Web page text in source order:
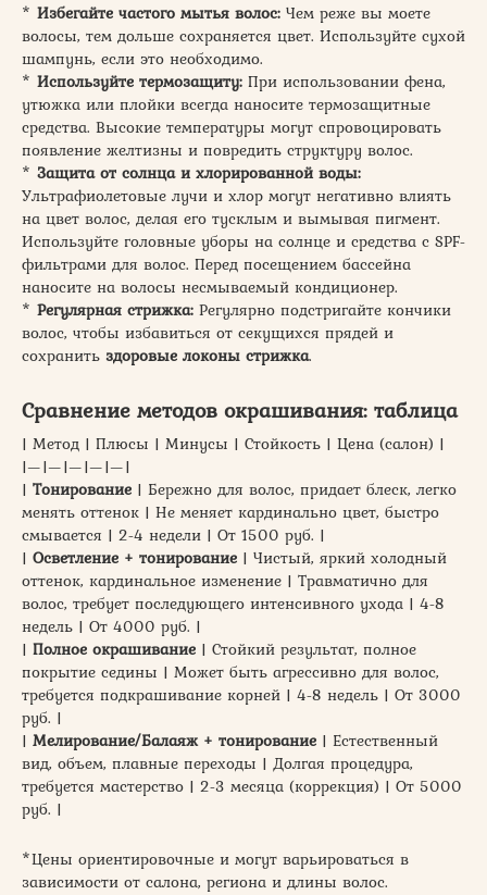
* Избегайте частого мытья волос: Чем реже вы моете
волосы, тем дольше сохраняется цвет. Используйте сухой
шампунь, если это необходимо.
* Используйте термозащиту: При использовании фена,
утюжка или плойки всегда наносите термозащитные
средства. Высокие температуры могут спровоцировать
появление желтизны и повредить структуру волос.
* Защита от солнца и хлорированной воды:
Ультрафиолетовые лучи и хлор могут негативно влиять
на цвет волос, делая его тусклым и вымывая пигмент.
Используйте головные уборы на солнце и средства с SPF-
фильтрами для волос. Перед посещением бассейна
наносите на волосы несмываемый кондиционер.
* Регулярная стрижка: Регулярно подстригайте кончики
волос, чтобы избавиться от секущихся прядей и
сохранить здоровые локоны стрижка.
Сравнение методов окрашивания: таблица
| Метод | Плюсы | Минусы | Стойкость | Цена (салон) |
|—|—|—|—|—|
| Тонирование | Бережно для волос, придает блеск, легко
менять оттенок | Не меняет кардинально цвет, быстро
смывается | 2-4 недели | От 1500 руб. |
| Осветление + тонирование | Чистый, яркий холодный
оттенок, кардинальное изменение | Травматично для
волос, требует последующего интенсивного ухода | 4-8
недель | От 4000 руб. |
| Полное окрашивание | Стойкий результат, полное
покрытие седины | Может быть агрессивно для волос,
требуется подкрашивание корней | 4-8 недель | От 3000
руб. |
| Мелирование/Балаяж + тонирование | Естественный
вид, объем, плавные переходы | Долгая процедура,
требуется мастерство | 2-3 месяца (коррекция) | От 5000
руб. |
*Цены ориентировочные и могут варьироваться в
зависимости от салона, региона и длины волос.